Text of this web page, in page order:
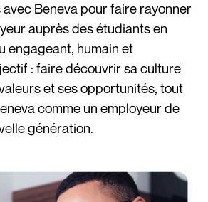
Beneva pour faire rayonner
auprès des étudiants en
engageant, humain et
: faire découvrir sa culture
et ses opportunités, tout
comme un employeur de
génération.